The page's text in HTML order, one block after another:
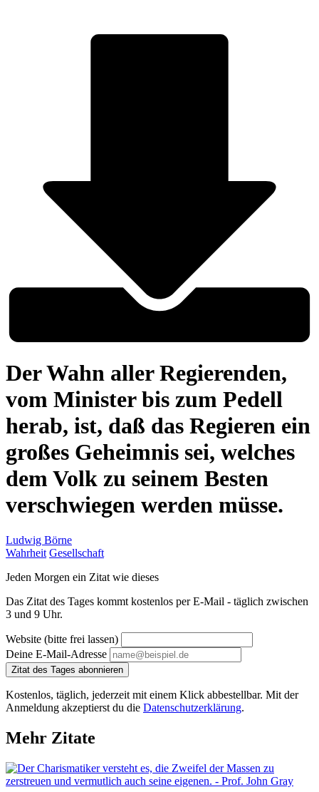
Der Wahn aller Regierenden,
vom Minister bis zum Pedell
herab, ist, daß das Regieren ein
großes Geheimnis sei, welches
dem Volk zu seinem Besten
verschwiegen werden müsse.
Ludwig Börne
Wahrheit Gesellschaft
Jeden Morgen ein Zitat wie dieses
Das Zitat des Tages kommt kostenlos per E-Mail - täglich zwischen
3 und 9 Uhr.
Website (bitte frei lassen)
Deine E-Mail-Adresse
Zitat des Tages abonnieren
Kostenlos, täglich, jederzeit mit einem Klick abbestellbar. Mit der
Anmeldung akzeptierst du die Datenschutzerklärung.
Mehr Zitate